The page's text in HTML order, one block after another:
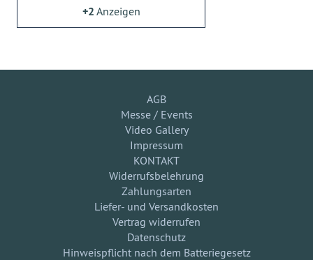
+2 Anzeigen
AGB
Messe / Events
Video Gallery
Impressum
KONTAKT
Widerrufsbelehrung
Zahlungsarten
Liefer- und Versandkosten
Vertrag widerrufen
Datenschutz
Hinweispflicht nach dem Batteriegesetz